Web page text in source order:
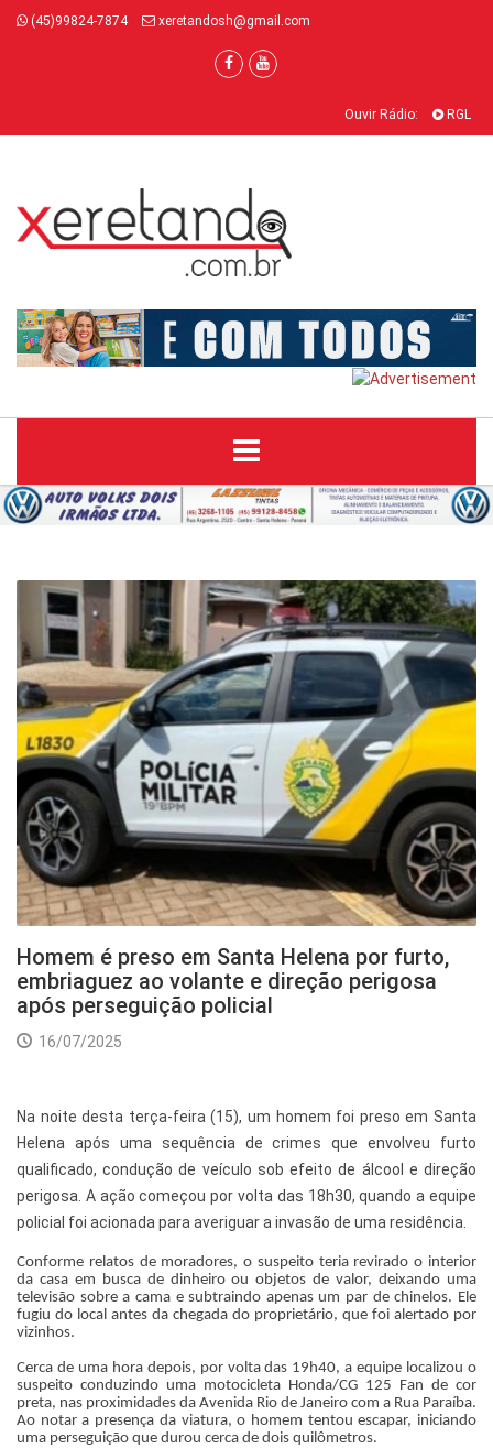
(45)99824-7874 xeretandosh@gmail.com
Ouvir Rádio: RGL
HOME
AGRO
ESPORTE
ENTRETENIMENTO
EVENTOS
QUEM SOMOS
Homem é preso em Santa Helena por furto,
embriaguez ao volante e direção perigosa
após perseguição policial
16/07/2025
Na noite desta terça-feira (15), um homem foi preso em Santa
Helena após uma sequência de crimes que envolveu furto
qualificado, condução de veículo sob efeito de álcool e direção
perigosa. A ação começou por volta das 18h30, quando a equipe
policial foi acionada para averiguar a invasão de uma residência.
Conforme relatos de moradores, o suspeito teria revirado o interior
da casa em busca de dinheiro ou objetos de valor, deixando uma
televisão sobre a cama e subtraindo apenas um par de chinelos. Ele
fugiu do local antes da chegada do proprietário, que foi alertado por
vizinhos.
Cerca de uma hora depois, por volta das 19h40, a equipe localizou o
suspeito conduzindo uma motocicleta Honda/CG 125 Fan de cor
preta, nas proximidades da Avenida Rio de Janeiro com a Rua Paraíba.
Ao notar a presença da viatura, o homem tentou escapar, iniciando
uma perseguição que durou cerca de dois quilômetros.